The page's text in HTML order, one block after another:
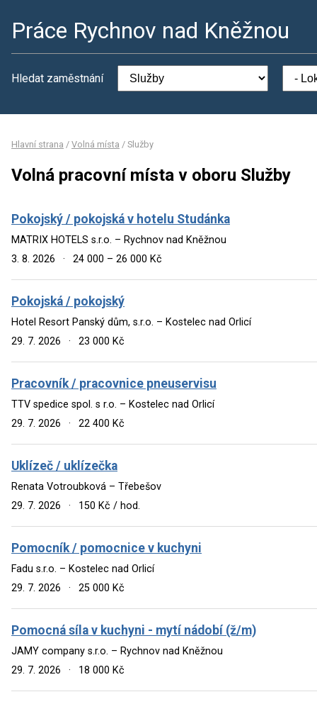
Práce Rychnov nad Kněžnou
Hledat zaměstnání
Hlavní strana / Volná místa / Služby
Volná pracovní místa v oboru Služby
Pokojský / pokojská v hotelu Studánka
MATRIX HOTELS s.r.o. – Rychnov nad Kněžnou
3. 8. 2026
· 24 000 – 26 000 Kč
Pokojská / pokojský
Hotel Resort Panský dům, s.r.o. – Kostelec nad Orlicí
29. 7. 2026
· 23 000 Kč
Pracovník / pracovnice pneuservisu
TTV spedice spol. s r.o. – Kostelec nad Orlicí
29. 7. 2026
· 22 400 Kč
Uklízeč / uklízečka
Renata Votroubková – Třebešov
29. 7. 2026
· 150 Kč / hod.
Pomocník / pomocnice v kuchyni
Fadu s.r.o. – Kostelec nad Orlicí
29. 7. 2026
· 25 000 Kč
Pomocná síla v kuchyni - mytí nádobí (ž/m)
JAMY company s.r.o. – Rychnov nad Kněžnou
29. 7. 2026
· 18 000 Kč